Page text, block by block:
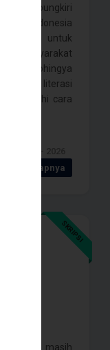
dipungkiri
di Indonesia
untuk
masyarakat
etnis Rohingya
literasi
cara
Aceh - 2026
Selengkapnya
SKRIPSI
saat ini masih